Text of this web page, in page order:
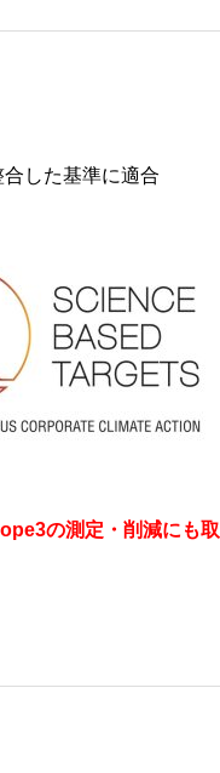
した基準に適合
の測定・削減にも取